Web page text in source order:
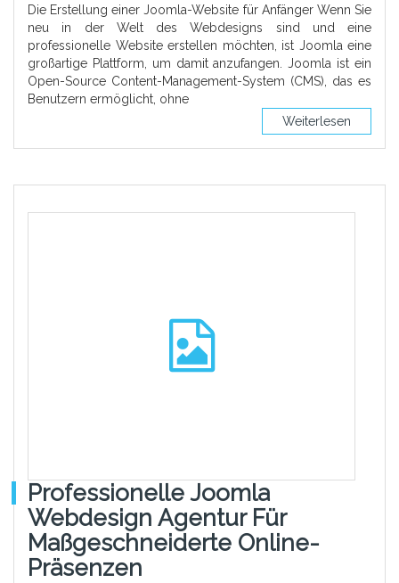
Die Erstellung einer Joomla-Website für Anfänger Wenn Sie
neu in der Welt des Webdesigns sind und eine
professionelle Website erstellen möchten, ist Joomla eine
großartige Plattform, um damit anzufangen. Joomla ist ein
Open-Source Content-Management-System (CMS), das es
Benutzern ermöglicht, ohne
Weiterlesen
Professionelle Joomla
Webdesign Agentur Für
Maßgeschneiderte Online-
Präsenzen